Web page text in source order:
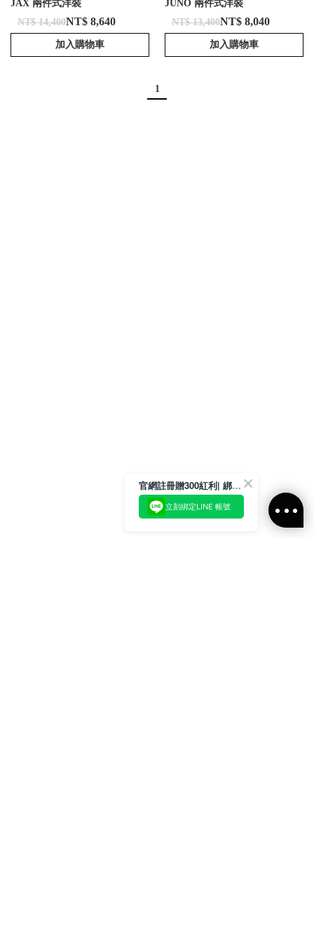
JAX 兩件式洋裝
NT$ 14,400NT$ 8,640
加入購物車
JUNO 兩件式洋裝
NT$ 13,400NT$ 8,040
加入購物車
1
官網註冊贈300紅利| 綁定LINE再領取專屬優惠
立刻綁定LINE 帳號